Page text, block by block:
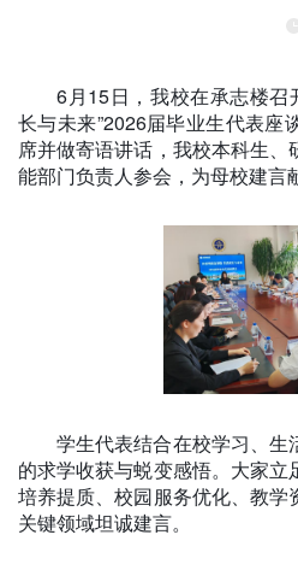
6月15日，我校在承志楼
长与未来”2026届毕业生代表座
席并做寄语讲话，我校本科生
能部门负责人参会，为母校建言
学生代表结合在校学习、生
的求学收获与蜕变感悟。大家
培养提质、校园服务优化、教
关键领域坦诚建言。